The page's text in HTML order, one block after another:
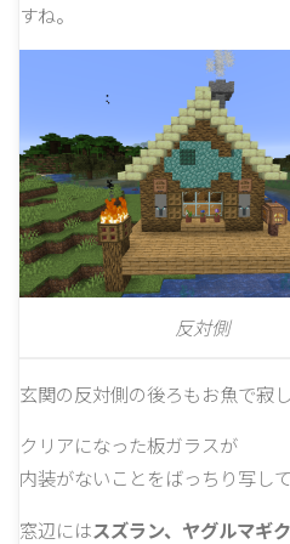
すね。
反対側
玄関の反対側の後ろもお魚で
クリアになった板ガラスが
内装がないことをばっちり写し
窓辺にはスズラン、ヤグルマギ